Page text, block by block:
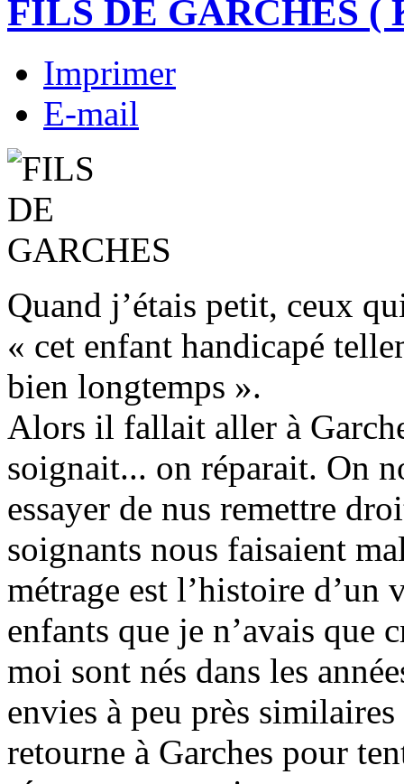
FILS DE GARCHES (
Imprimer
E-mail
Quand j’étais petit, ceux
« cet enfant handicapé
bien longtemps ».
Alors il fallait aller à
soignait... on réparait. On
essayer de nus remettre
soignants nous faisaient
métrage est l’histoire d’un
enfants que je n’avais que
moi sont nés dans les
envies à peu près
retourne à Garches pour